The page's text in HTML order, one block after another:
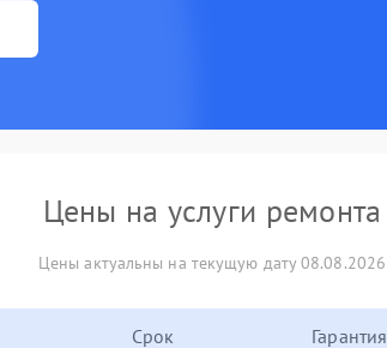
Цены на услуги ремонта
Цены актуальны на текущую дату 08.08.2026
Срок Гарантия